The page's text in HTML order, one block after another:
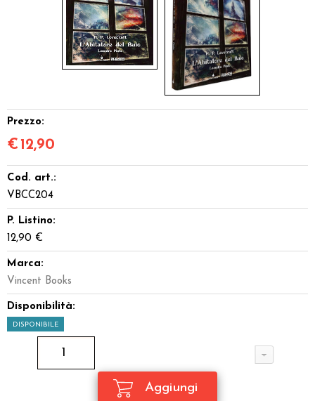
Prezzo:
€ 12,90
Cod. art.:
VBCC204
P. Listino:
12,90 €
Marca:
Vincent Books
Disponibilità:
DISPONIBILE